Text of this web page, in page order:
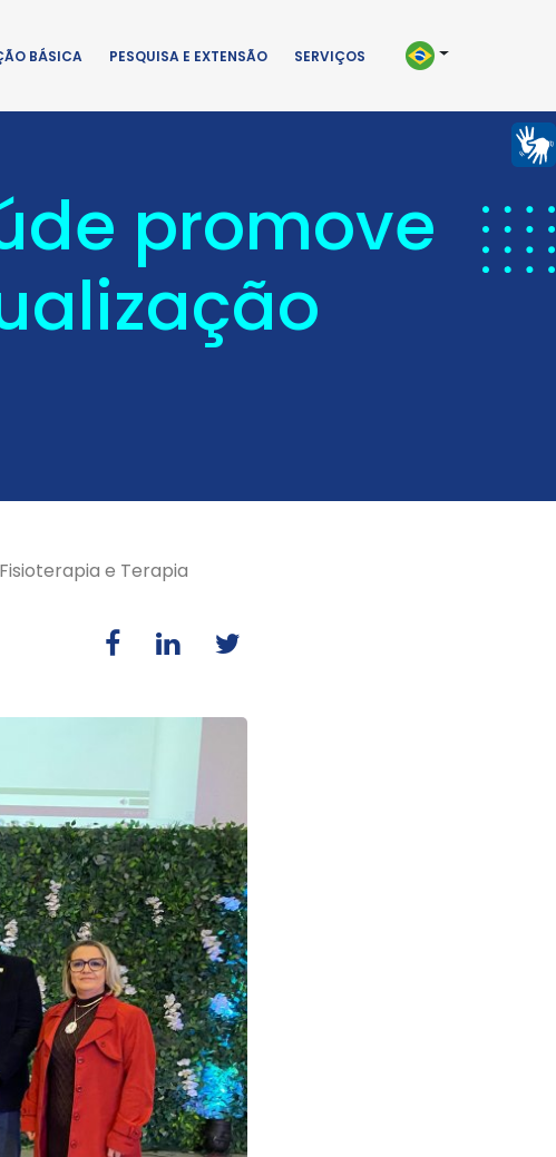
BÁSICA PESQUISA E EXTENSÃO SERVIÇOS
promove
e Terapia